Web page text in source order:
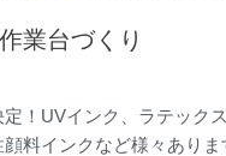
業台づくり
！UVインク、ラテック
料インクなど様々ありま